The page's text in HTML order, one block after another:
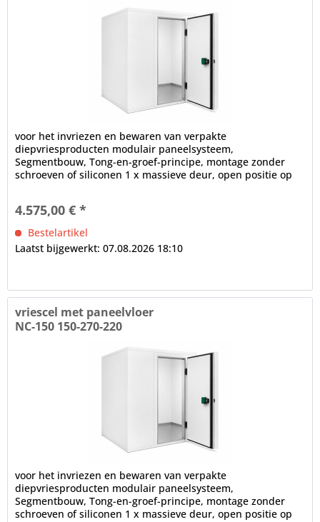
voor het invriezen en bewaren van verpakte
diepvriesproducten modulair paneelsysteem,
Segmentbouw, Tong-en-groef-principe, montage zonder
schroeven of siliconen 1 x massieve deur, open positie op
4.575,00 € *
Bestelartikel
Laatst bijgewerkt: 07.08.2026 18:10
vriescel met paneelvloer
NC-150 150-270-220
voor het invriezen en bewaren van verpakte
diepvriesproducten modulair paneelsysteem,
Segmentbouw, Tong-en-groef-principe, montage zonder
schroeven of siliconen 1 x massieve deur, open positie op